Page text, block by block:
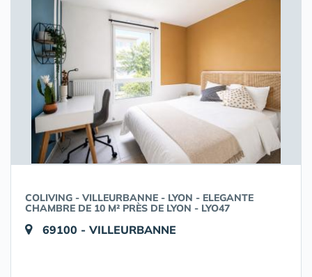
COLIVING - VILLEURBANNE - LYON - ELEGANTE
CHAMBRE DE 10 M² PRÈS DE LYON - LYO47
69100 - VILLEURBANNE